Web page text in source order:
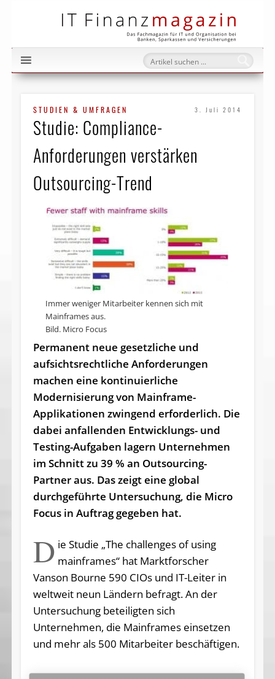
STUDIEN & UMFRAGEN 3. Juli 2014
Studie: Compliance-
Anforderungen verstärken
Outsourcing-Trend
Immer weniger Mitarbeiter kennen sich mit
Mainframes aus.
Bild. Micro Focus
Permanent neue gesetzliche und
aufsichtsrechtliche Anforderungen
machen eine kontinuierliche
Modernisierung von Mainframe-
Applikationen zwingend erforderlich. Die
dabei anfallenden Entwicklungs- und
Testing-Aufgaben lagern Unternehmen
im Schnitt zu 39 % an Outsourcing-
Partner aus. Das zeigt eine global
durchgeführte Untersuchung, die Micro
Focus in Auftrag gegeben hat.
D ie Studie „The challenges of using
mainframes“ hat Marktforscher
Vanson Bourne 590 CIOs und IT-Leiter in
weltweit neun Ländern befragt. An der
Untersuchung beteiligten sich
Unternehmen, die Mainframes einsetzen
und mehr als 500 Mitarbeiter beschäftigen.